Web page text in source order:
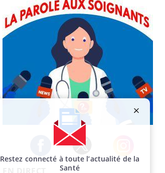
Facebook Twitter Instagram
Restez connecté à toute l’actualité de la
Santé